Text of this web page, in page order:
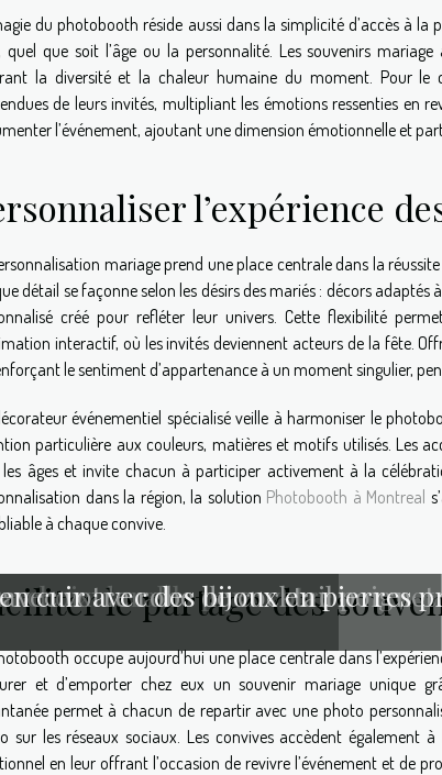
du photobooth réside aussi dans la simplicité d’accès à
quel que soit l’âge ou la personnalité. Les souvenirs
la diversité et la chaleur humaine du moment. Pour le
de leurs invités, multipliant les émotions ressenties en
l’événement, ajoutant une dimension émotionnelle et
l’expérience
mariage prend une place centrale dans la
détail se façonne selon les désirs des mariés : décors
créé pour refléter leur univers. Cette flexibilité
interactif, où les invités deviennent acteurs de la fête.
le sentiment d’appartenance à un moment singulier,
événementiel spécialisé veille à harmoniser le
particulière aux couleurs, matières et motifs utilisés. Les
âges et invite chacun à participer activement à la
dans la région, la solution Photobooth à Montreal
à chaque convive.
le partage des
occupe aujourd’hui une place centrale dans
et d’emporter chez eux un souvenir mariage unique
permet à chacun de repartir avec une photo
sur les réseaux sociaux. Les convives accèdent également
en leur offrant l’occasion de revivre l’événement et de
choix durable pour votre poignet
votre robe de cocktail
cuir avec des bijoux en pierres